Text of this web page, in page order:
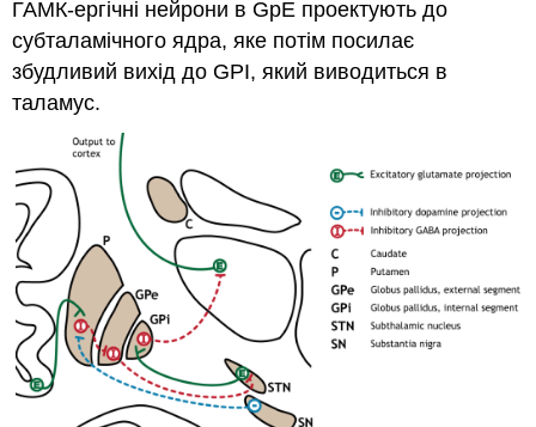
ГАМК-ергічні нейрони в GpE проектують до
субталамічного ядра, яке потім посилає
збудливий вихід до GPI, який виводиться в
таламус.